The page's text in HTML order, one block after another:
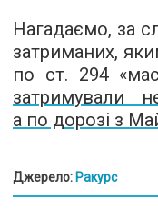
Нагадаємо, за
затриманих,
по ст. 294
затримували
а по дорозі з
Джерело: Ракурс